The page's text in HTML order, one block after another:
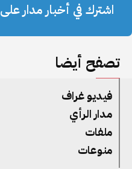
اشترك في أخبار مدار على
تصفح أيضا
فيديو غراف
مدار الرأي
ملفات
منوعات